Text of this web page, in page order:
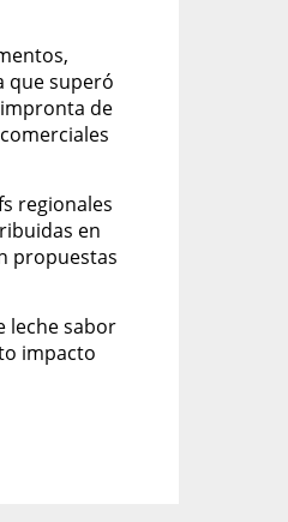
que superó
impronta de
regionales
en
propuestas
leche sabor
impacto